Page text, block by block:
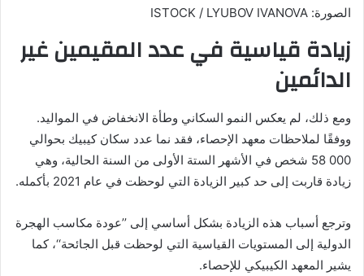
الصورة: ISTOCK / LYUBOV IVANOVA
زيادة قياسية في عدد المقيمين غير
الدائمين
ومع ذلك، لم يعكس النمو السكاني وطأة الانخفاض في المواليد.
ووفقًا لملاحظات معهد الإحصاء، فقد نما عدد سكان كيبيك بحوالي
000 58 شخص في الأشهر الستة الأولى من السنة الحالية، وهي
زيادة قاربت إلى حد كبير الزيادة التي لوحظت في عام 2021 بأكمله.
وترجع أسباب هذه الزيادة بشكل أساسي إلى ’’عودة مكاسب الهجرة
الدولية إلى المستويات القياسية التي لوحظت قبل الجائحة‘‘، كما
يشير المعهد الكيبيكي للإحصاء.